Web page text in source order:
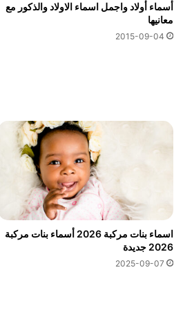
أسماء أولاد واجمل اسماء الاولاد والذكور مع
معانيها
2015-09-04
اسماء بنات مركبة 2026 أسماء بنات مركبة
2026 جديدة
2025-09-07